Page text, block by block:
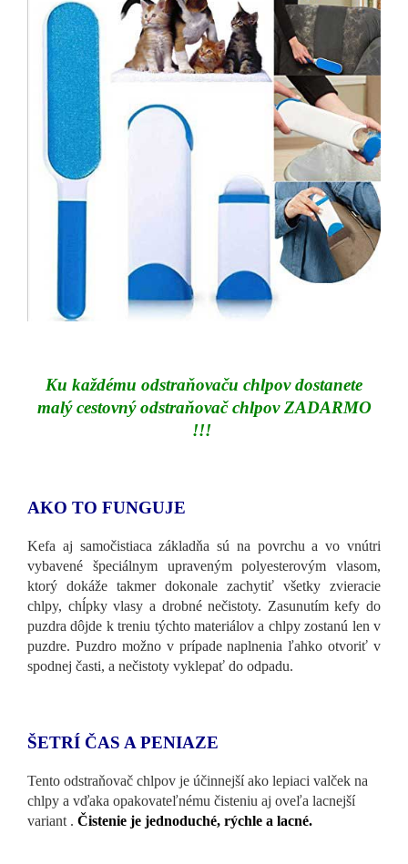
Ku každému odstraňovaču chlpov dostanete
malý cestovný odstraňovač chlpovZADARMO
!!!
AKO TO FUNGUJE
Kefa aj samočistiaca základňa sú na povrchu a vo vnútri
vybavené špeciálnym upraveným polyesterovým vlasom,
ktorý dokáže takmer dokonale zachytiť všetky zvieracie
chlpy, chĺpky vlasy a drobné nečistoty. Zasunutím kefy do
puzdra dôjde k treniu týchto materiálov a chlpy zostanú len v
puzdre. Puzdro možno v prípade naplnenia ľahko otvoriť v
spodnej časti, a nečistoty vyklepať do odpadu.
ŠETRÍ ČAS A PENIAZE
Tento odstraňovač chlpov je účinnejší ako lepiaci valček na
chlpy a vďaka opakovateľnému čisteniu aj oveľa lacnejší
variant . Čistenie je jednoduché, rýchle a lacné.